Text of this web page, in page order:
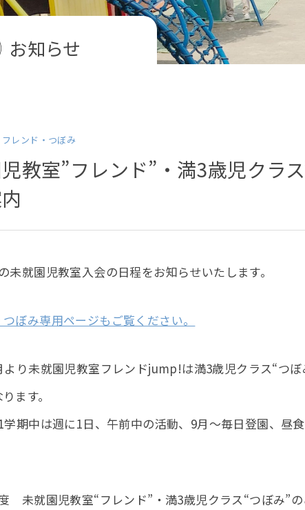
お知らせ
フレンド・つぼみ
教室”フレンド”・満3歳児クラ
未就園児教室入会の日程をお知らせいたします。
ぼみ専用ページもご覧ください。
より未就園児教室フレンドjump!は満3歳児クラス“つ
ます。
1学期中は週に1日、午前中の活動、9月～毎日登園、昼
未就園児教室“フレンド”・満3歳児クラス“つぼみ”の